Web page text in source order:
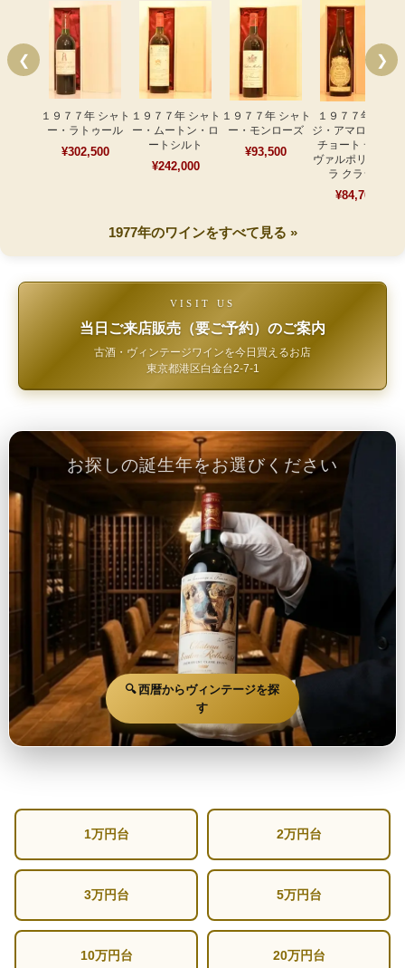
❮
１９７７年 シャト
ー・ラトゥール
¥302,500
１９７７年 シャト
ー・ムートン・ロ
ートシルト
¥242,000
１９７７年 シャト
ー・モンローズ
¥93,500
１９７７年 マア
ジ・アマローネ レ
チョート デッラ
ヴァルポリチェッ
ラ クラシコ
¥84,700
❯
1977年のワインをすべて見る »
VISIT US
当日ご来店販売（要ご予約）のご案内
古酒・ヴィンテージワインを今日買えるお店
東京都港区白金台2-7-1
お探しの誕生年をお選びください
🔍 西暦からヴィンテージを探
す
1万円台 2万円台
3万円台 5万円台
10万円台 20万円台